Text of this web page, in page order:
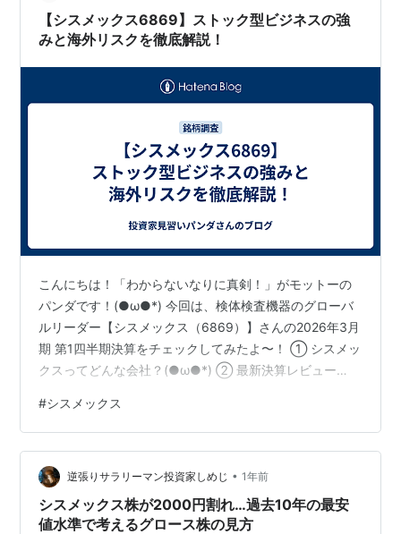
【シスメックス6869】ストック型ビジネスの強
みと海外リスクを徹底解説！
こんにちは！「わからないなりに真剣！」がモットーの
パンダです！(●ω●*) 今回は、検体検査機器のグローバ
ルリーダー【シスメックス（6869）】さんの2026年3月
期 第1四半期決算をチェックしてみたよ〜！ ① シスメッ
クスってどんな会社？(●ω●*) ② 最新決算レビュー
(●ω●*) ④ 気になるポイント(●ω●;) ⑤ 株価＆指標ま
とめ（2025年8月時点） ⑥ 投資タイプ別まとめ
(●ω●*) ⑦ パンダの投資判断！(●ω●*) ① シスメック
スってどんな会社？(●ω●*) 臨床検査の分野で世界トッ
プクラスのシェアを誇る医療機器メーカ…
#シスメックス
逆張りサラリーマン投資家しめじ • 1年前
シスメックス株が2000円割れ…過去10年の最安
値水準で考えるグロース株の見方